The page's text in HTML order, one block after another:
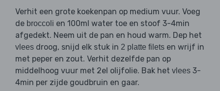
Verhit een grote koekenpan op medium vuur. Voeg
de broccoli en 100ml water toe en stoof 3-4min
afgedekt. Neem uit de pan en houd warm. Dep het
vlees droog, snijd elk stuk in 2 platte filets en wrijf in
met peper en zout. Verhit dezelfde pan op
middelhoog vuur met 2el olijfolie. Bak het vlees 3-
4min per zijde goudbruin en gaar.